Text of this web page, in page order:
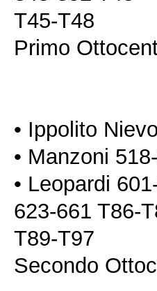
T45-T48
Primo
• Ippolito
• Manzoni
• Leopardi
623-661 T86-
T89-T97
Secondo